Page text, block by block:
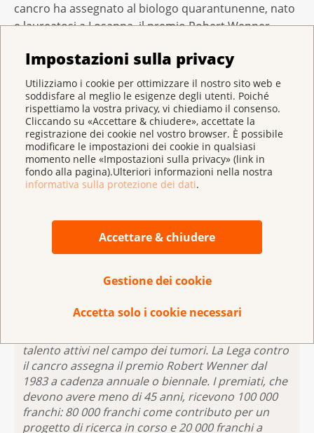
Impostazioni sulla privacy
Utilizziamo i cookie per ottimizzare il nostro sito web e
soddisfare al meglio le esigenze degli utenti. Poiché
rispettiamo la vostra privacy, vi chiediamo il consenso.
Cliccando su «Accettare & chiudere», accettate la
registrazione dei cookie nel vostro browser. È possibile
modificare le impostazioni dei cookie in qualsiasi
momento nelle «Impostazioni sulla privacy» (link in
fondo alla pagina).Ulteriori informazioni nella nostra
informativa sulla protezione dei dati.
Accettare & chiudere
Gestione dei cookie
Accetta solo i cookie necessari
cancro ha assegnato al biologo quarantunenne, nato
e laureatosi a Losanna, il premio Robert Wenner,
terrà questa sera a Berna.
(*) Pfirschke C, Engblom C, Rickelt S, et al.
Immunogenic Chemotherapy Sensitizes Tumors to
Checkpoint Blockade Therapy. Immunity. 2016;44:343-
54.
(**) Pucci F, Garris C, Lai CP, et al. SCS macrophages
vesicle-B cell interactions. Science. 2016;352:242-6.
, ginecologo basilese scomparso
nel 1979, ha istituito il premioche porta il suo
talento attivi nel campo dei tumori. La Lega contro
il cancro assegna il premio Robert Wenner dal
1983 a cadenza annuale o biennale. I premiati, che
devono avere meno di 45 anni, ricevono 100 000
franchi: 80 000 franchi come contributo per un
progetto di ricerca in corso e 20 000 franchi a